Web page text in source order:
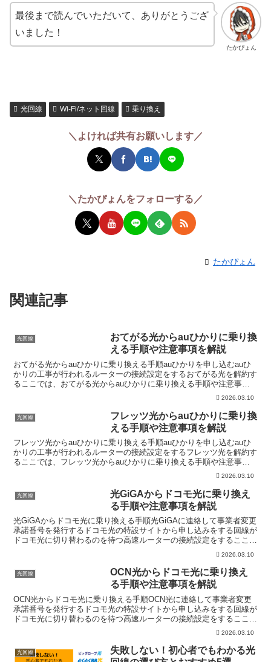
たかぴょん
最後まで読んでいただいて、ありがとうござ
いました！
光回線 Wi-Fi/ネット回線 乗り換え
＼よければ共有お願いします／
＼たかぴょんをフォローする／
たかぴょん
関連記事
光回線
おてがる光からauひかりに乗り換
える手順や注意事項を解説
おてがる光からauひかりに乗り換える手順auひかりを申し込むauひ
かりの工事が行われるルーターの接続設定をするおてがる光を解約す
るここでは、おてがる光からauひかりに乗り換える手順や注意事項
を解説します。たかぴょんインターネットに詳しくない...
2026.03.10
光回線
フレッツ光からauひかりに乗り換
える手順や注意事項を解説
フレッツ光からauひかりに乗り換える手順auひかりを申し込むauひ
かりの工事が行われるルーターの接続設定をするフレッツ光を解約す
るここでは、フレッツ光からauひかりに乗り換える手順や注意事項
を解説します。たかぴょんインターネットに詳しくない...
2026.03.10
光回線
光GiGAからドコモ光に乗り換え
る手順や注意事項を解説
光GiGAからドコモ光に乗り換える手順光GiGAに連絡して事業者変更
承諾番号を発行するドコモ光の特設サイトから申し込みをする回線が
ドコモ光に切り替わるのを待つ高速ルーターの接続設定をするここで
2026.03.10
光回線
OCN光からドコモ光に乗り換え
る手順や注意事項を解説
OCN光からドコモ光に乗り換える手順OCN光に連絡して事業者変更
承諾番号を発行するドコモ光の特設サイトから申し込みをする回線が
ドコモ光に切り替わるのを待つ高速ルーターの接続設定をするここで
は、OCN光からドコモ光に乗り換える手順や注意事項を... 2026.03.10
光回線
失敗しない！初心者でもわかる光